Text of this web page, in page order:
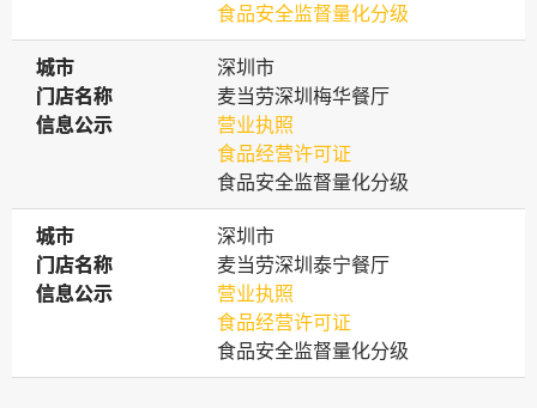
食品安全监督量化分级
城市
城市
深圳市
门店名称
门店名称
麦当劳深圳梅华餐厅
信息公示
信息公示
营业执照
食品经营许可证
食品安全监督量化分级
城市
城市
深圳市
门店名称
门店名称
麦当劳深圳泰宁餐厅
信息公示
信息公示
营业执照
食品经营许可证
食品安全监督量化分级